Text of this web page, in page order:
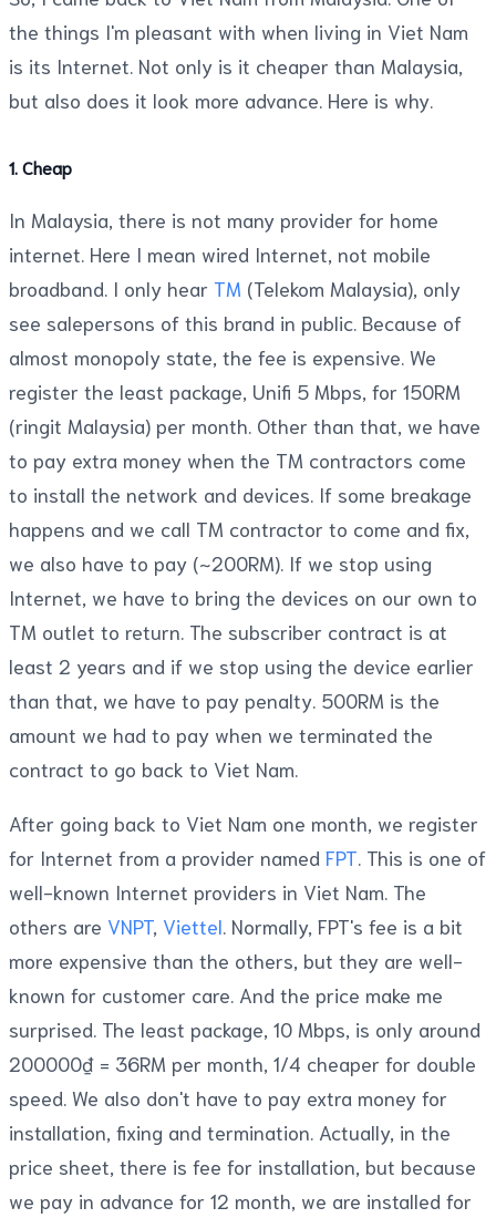
the things I'm pleasant with when living in Viet Nam
is its Internet. Not only is it cheaper than Malaysia,
but also does it look more advance. Here is why.
1. Cheap
In Malaysia, there is not many provider for home
internet. Here I mean wired Internet, not mobile
broadband. I only hear TM (Telekom Malaysia), only
see salepersons of this brand in public. Because of
almost monopoly state, the fee is expensive. We
register the least package, Unifi 5 Mbps, for 150RM
(ringit Malaysia) per month. Other than that, we have
to pay extra money when the TM contractors come
to install the network and devices. If some breakage
happens and we call TM contractor to come and fix,
we also have to pay (~200RM). If we stop using
Internet, we have to bring the devices on our own to
TM outlet to return. The subscriber contract is at
least 2 years and if we stop using the device earlier
than that, we have to pay penalty. 500RM is the
amount we had to pay when we terminated the
contract to go back to Viet Nam.
After going back to Viet Nam one month, we register
for Internet from a provider named FPT. This is one of
well-known Internet providers in Viet Nam. The
others are VNPT, Viettel. Normally, FPT's fee is a bit
more expensive than the others, but they are well-
known for customer care. And the price make me
surprised. The least package, 10 Mbps, is only around
200000₫ = 36RM per month, 1/4 cheaper for double
speed. We also don't have to pay extra money for
installation, fixing and termination. Actually, in the
price sheet, there is fee for installation, but because
we pay in advance for 12 month, we are installed for